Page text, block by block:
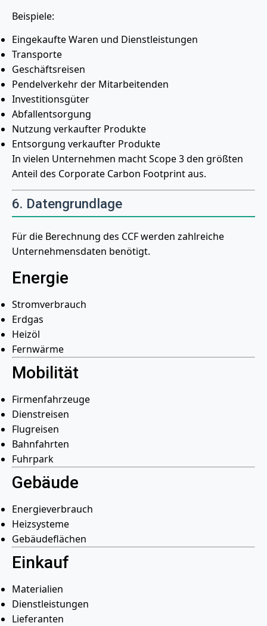
Beispiele:
Eingekaufte Waren und Dienstleistungen
Transporte
Geschäftsreisen
Pendelverkehr der Mitarbeitenden
Investitionsgüter
Abfallentsorgung
Nutzung verkaufter Produkte
Entsorgung verkaufter Produkte
In vielen Unternehmen macht Scope 3 den größten
Anteil des Corporate Carbon Footprint aus.
6. Datengrundlage
Für die Berechnung des CCF werden zahlreiche
Unternehmensdaten benötigt.
Energie
Stromverbrauch
Erdgas
Heizöl
Fernwärme
Mobilität
Firmenfahrzeuge
Dienstreisen
Flugreisen
Bahnfahrten
Fuhrpark
Gebäude
Energieverbrauch
Heizsysteme
Gebäudeflächen
Einkauf
Materialien
Dienstleistungen
Lieferanten